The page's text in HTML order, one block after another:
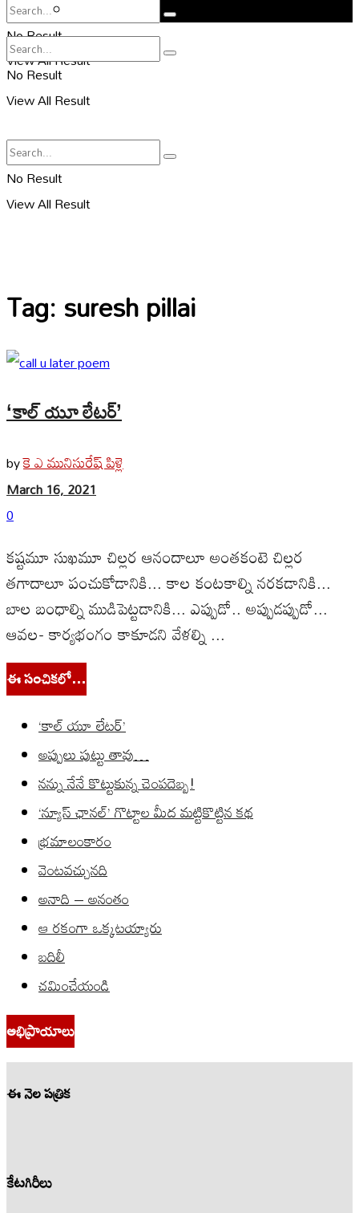
No Result
View All Result
No Result
View All Result
No Result
View All Result
Tag:suresh pillai
‘కాల్ యూ లేటర్’
byకె ఎ మునిసురేష్ పిళ్లె
March 16, 2021
0
కష్టమూ సుఖమూ చిల్లర ఆనందాలూ అంతకంటె చిల్లర
తగాదాలూ పంచుకోడానికి... కాల కంటకాల్ని నరకడానికి...
బాల బంధాల్ని ముడిపెట్టడానికి... ఎప్పుడో.. అప్పుడప్పుడో...
ఆవల- కార్యభంగం కాకూడని వేళల్ని ...
ఈ సంచికలో…
‘కాల్ యూ లేటర్’
అప్పులు పుట్టు తావు…
నన్ను నేనే కొట్టుకున్న చెంపదెబ్బ!
‘న్యూస్ ఛానల్’ గొట్టాల మీద మట్టికొట్టిన కథ
భ్రమాలంకారం
వెంటవచ్చునది
అనాది – అనంతం
ఆ రకంగా ఒక్కటయ్యారు
బదిలీ
చమించేయండి
అభిప్రాయాలు
ఈ నెల పత్రిక
కేటగిరీలు